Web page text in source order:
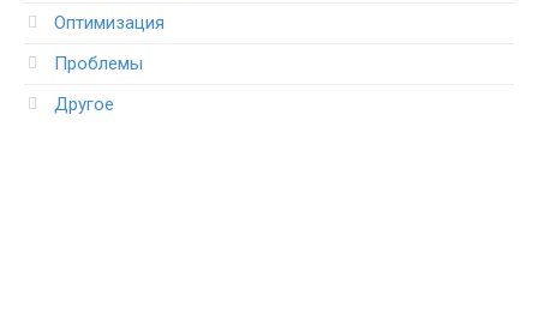
Оптимизация
Проблемы
Другое